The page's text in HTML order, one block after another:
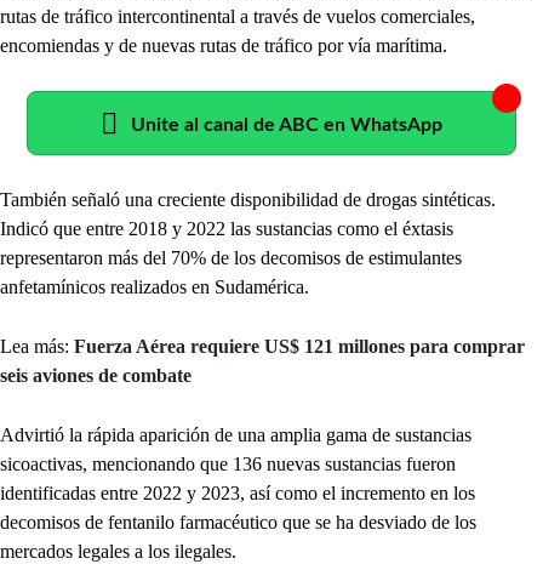
rutas de tráfico intercontinental a través de vuelos comerciales,
encomiendas y de nuevas rutas de tráfico por vía marítima.
Unite al canal de ABC en WhatsApp
También señaló una creciente disponibilidad de drogas sintéticas.
Indicó que entre 2018 y 2022 las sustancias como el éxtasis
representaron más del 70% de los decomisos de estimulantes
anfetamínicos realizados en Sudamérica.
Lea más: Fuerza Aérea requiere US$ 121 millones para comprar
seis aviones de combate
Advirtió la rápida aparición de una amplia gama de sustancias
sicoactivas, mencionando que 136 nuevas sustancias fueron
identificadas entre 2022 y 2023, así como el incremento en los
decomisos de fentanilo farmacéutico que se ha desviado de los
mercados legales a los ilegales.